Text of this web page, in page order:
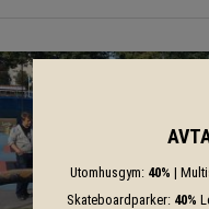
Utomhusgym: 40% |
Skateboardparker: 40%